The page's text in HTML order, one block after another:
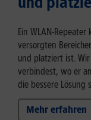
Ein WLAN-
versorgten
und platziert ist.
verbindest, wo er
die bessere Lösung
Mehr erfahren